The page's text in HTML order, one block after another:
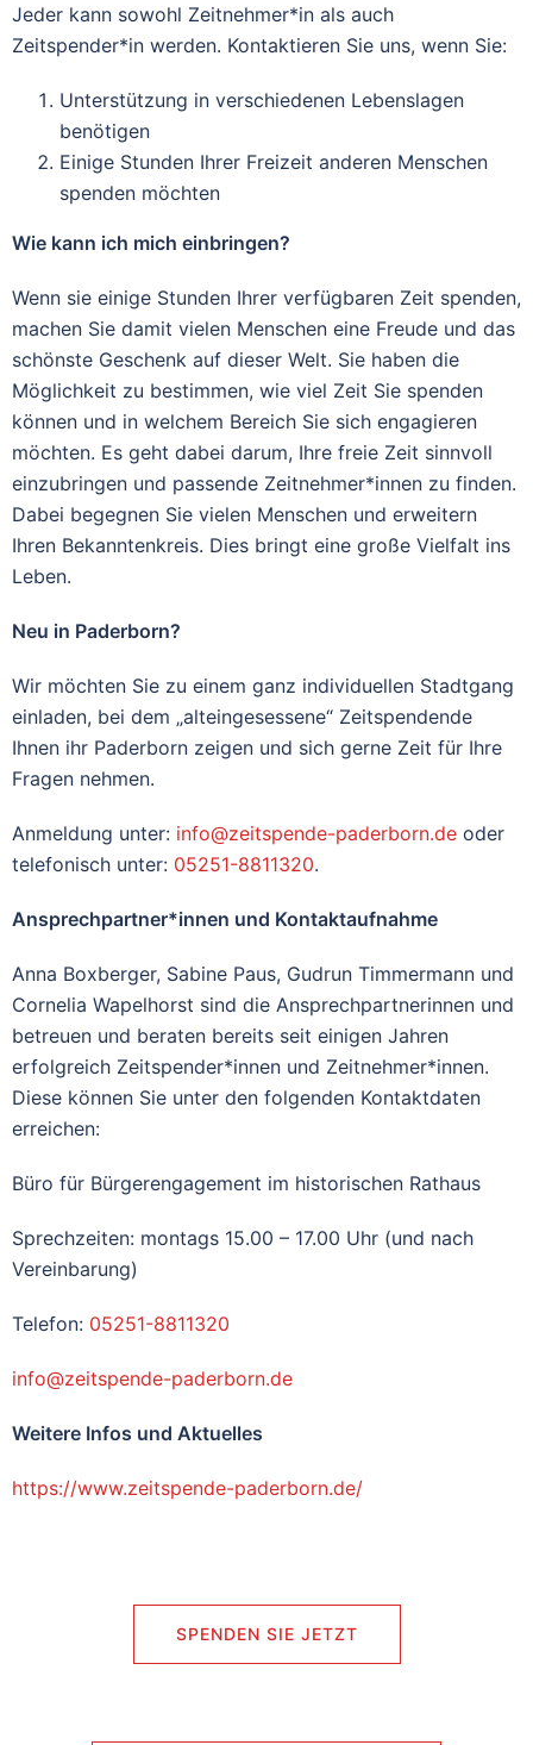
Jeder kann sowohl Zeitnehmer*in als auch
Zeitspender*in werden. Kontaktieren Sie uns, wenn Sie:
Unterstützung in verschiedenen Lebenslagen
benötigen
Einige Stunden Ihrer Freizeit anderen Menschen
spenden möchten
Wie kann ich mich einbringen?
Wenn sie einige Stunden Ihrer verfügbaren Zeit spenden,
machen Sie damit vielen Menschen eine Freude und das
schönste Geschenk auf dieser Welt. Sie haben die
Möglichkeit zu bestimmen, wie viel Zeit Sie spenden
können und in welchem Bereich Sie sich engagieren
möchten. Es geht dabei darum, Ihre freie Zeit sinnvoll
einzubringen und passende Zeitnehmer*innen zu finden.
Dabei begegnen Sie vielen Menschen und erweitern
Ihren Bekanntenkreis. Dies bringt eine große Vielfalt ins
Leben.
Neu in Paderborn?
Wir möchten Sie zu einem ganz individuellen Stadtgang
einladen, bei dem „alteingesessene“ Zeitspendende
Ihnen ihr Paderborn zeigen und sich gerne Zeit für Ihre
Fragen nehmen.
Anmeldung unter: info@zeitspende-paderborn.de oder
telefonisch unter: 05251-8811320.
Ansprechpartner*innen und Kontaktaufnahme
Anna Boxberger, Sabine Paus, Gudrun Timmermann und
Cornelia Wapelhorst sind die Ansprechpartnerinnen und
betreuen und beraten bereits seit einigen Jahren
erfolgreich Zeitspender*innen und Zeitnehmer*innen.
Diese können Sie unter den folgenden Kontaktdaten
erreichen:
Büro für Bürgerengagement im historischen Rathaus
Sprechzeiten: montags 15.00 – 17.00 Uhr (und nach
Vereinbarung)
Telefon: 05251-8811320
info@zeitspende-paderborn.de
Weitere Infos und Aktuelles
https://www.zeitspende-paderborn.de/
SPENDEN SIE JETZT